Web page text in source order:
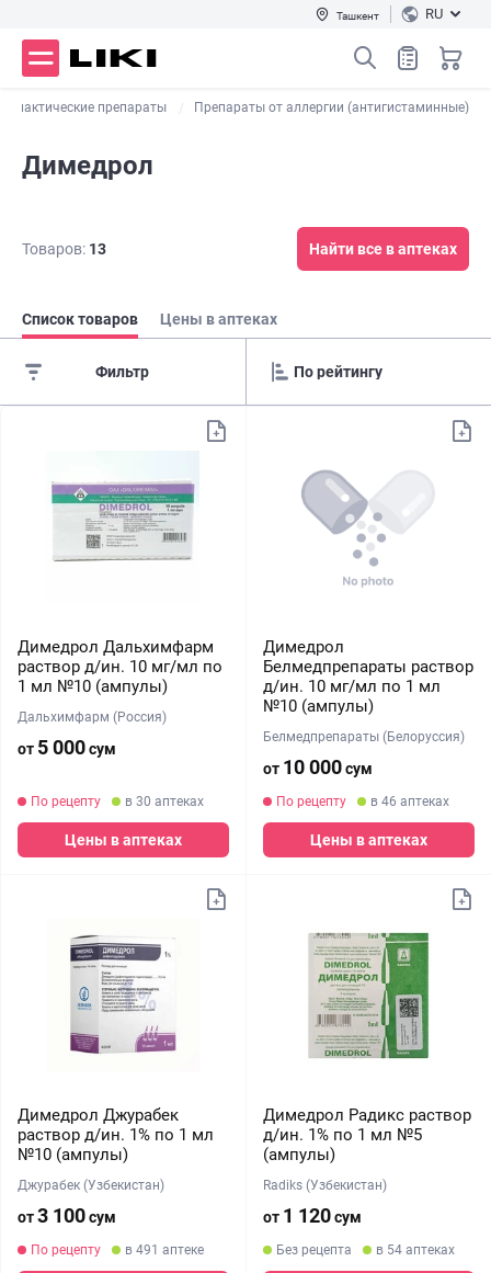
Ташкент RU
препараты Препараты от аллергии (антигистаминные)
Димедрол
Товаров: 13 Найти все в аптеках
Список товаров Цены в аптеках
Фильтр
Димедрол Дальхимфарм
раствор д/ин. 10 мг/мл по
1 мл №10 (ампулы)
Дальхимфарм (Россия)
от 5 000сум
По рецепту в 30 аптеках
Цены в аптеках
Димедрол
Белмедпрепараты раствор
д/ин. 10 мг/мл по 1 мл
№10 (ампулы)
Белмедпрепараты (Белоруссия)
от 10 000сум
По рецепту в 46 аптеках
Цены в аптеках
Димедрол Джурабек
раствор д/ин. 1% по 1 мл
№10 (ампулы)
Джурабек (Узбекистан)
от3 100сум
По рецепту в 491 аптеке
Димедрол Радикс раствор
д/ин. 1% по 1 мл №5
(ампулы)
Radiks (Узбекистан)
от 1 120сум
Без рецепта в 54 аптеках